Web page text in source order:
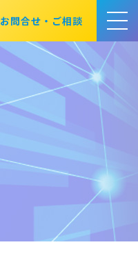
お問合せ・ご相談